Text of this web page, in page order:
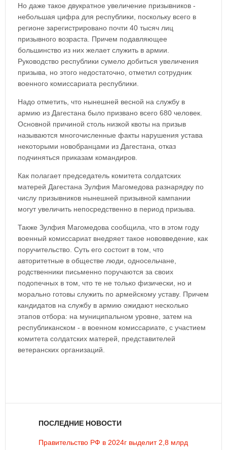
Но даже такое двукратное увеличение призывников -
небольшая цифра для республики, поскольку всего в
регионе зарегистрировано почти 40 тысяч лиц
призывного возраста. Причем подавляющее
большинство из них желает служить в армии.
Руководство республики сумело добиться увеличения
призыва, но этого недостаточно, отметил сотрудник
военного комиссариата республики.
Надо отметить, что нынешней весной на службу в
армию из Дагестана было призвано всего 680 человек.
Основной причиной столь низкой квоты на призыв
называются многочисленные факты нарушения устава
некоторыми новобранцами из Дагестана, отказ
подчиняться приказам командиров.
Как полагает председатель комитета солдатских
матерей Дагестана Зулфия Магомедова разнарядку по
числу призывников нынешней призывной кампании
могут увеличить непосредственно в период призыва.
Также Зулфия Магомедова сообщила, что в этом году
военный комиссариат внедряет такое нововведение, как
поручительство. Суть его состоит в том, что
авторитетные в обществе люди, односельчане,
родственники письменно поручаются за своих
подопечных в том, что те не только физически, но и
морально готовы служить по армейскому уставу. Причем
кандидатов на службу в армию ожидают несколько
этапов отбора: на муниципальном уровне, затем на
республиканском - в военном комиссариате, с участием
комитета солдатских матерей, представителей
ветеранских организаций.
ПОСЛЕДНИЕ НОВОСТИ
Правительство РФ в 2024г выделит 2,8 млрд